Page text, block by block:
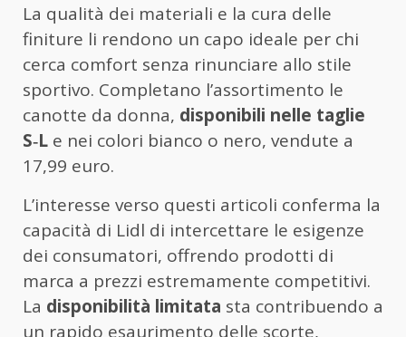
La qualità dei materiali e la cura delle
finiture li rendono un capo ideale per chi
cerca comfort senza rinunciare allo stile
sportivo. Completano l’assortimento le
canotte da donna, disponibili nelle taglie
S‑L e nei colori bianco o nero, vendute a
17,99 euro.
L’interesse verso questi articoli conferma la
capacità di Lidl di intercettare le esigenze
dei consumatori, offrendo prodotti di
marca a prezzi estremamente competitivi.
La disponibilità limitata sta contribuendo a
un rapido esaurimento delle scorte,